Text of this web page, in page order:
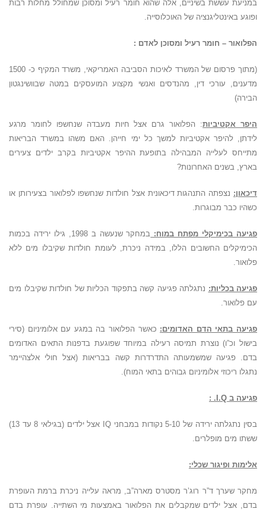
במניעת עששת בשיניים, אלה שהוא חומר רעיל ומסוכן שמחולל מחלות רבות
ופוגע באינטליגנציה של האוכלוסייה.
הפלואור – חומר רעיל ומסוכן לאדם :
(מתוך פרסום של המשרד לאיכות הסביבה האמריקאי, משרד המקיף כ- 1500
מדענים, עורכי דין, מהנדסים ואנשי מקצוע המועסקים במטה שבוושינגטון
הבירה)
היפר אקטיביות: הפלואור גרם אצל חיות מעבדה שנחשפו לחומר מרגע
לידתן, להיפר אקטיביות למשך כל ימי חייהן. האם משהו במשרד הבריאות
מתייחס לעלייה המבהילה בתופעת ההיפר אקטיביות בקרב ילדים צעירים
בארץ, בשנים האחרונות?
דיכאון: נצפתה התנהגות דיכאונית אצל חולדות שנחשפו לפלואור בצעירותן או
כשהיו כבר מבוגרות.
פגיעה בכימיקלי מפתח במוח:
במחקר שנעשה ב 1998, גילו ירידה בכמות
הכימיקלים החשובים הללו, במידה ניכרת, לעומת חולדות שקיבלו מים ללא
פלואור.
פגיעה בכליות: נתגלתה פגיעה קשה בתפקוד הכליות של חולדות שקיבלו מים
עם פלואור.
פגיעה בתאי הדם האדומים: כאשר הפלואור בה במגע עם אלומיניום (סירי
בישול וכ”ו) נוצרת תמיסה רעילה במיוחד שפוגעת בדפנות התאים האדומים
בדם. פגיעה שמשמעותה התדרדרות קשה בבריאות (אצל חולי אלצהיימר
נתגלו ריכוזי אלומיניום גבוהים בתאי המוח).
פגיעה ב I.Q. :
בסין נתגלתה ירידה של 5-10 נקודות במבחני IQ אצל ילדים (בגילאי 8 עד 13)
ששתו מים מופלרים.
אלימות ופיגור שכלי:
מחקר שערך ד”ר רוג’ר מסטרס מארה”ב, מראה עלייה ניכרת ברמת העופרת
בדם, אצל ילדים שמקבלים את הפלואור באמצעות מי השתייה. עופרת בדם